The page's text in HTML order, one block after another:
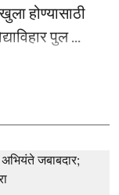
होण्यासाठी
पुल ...